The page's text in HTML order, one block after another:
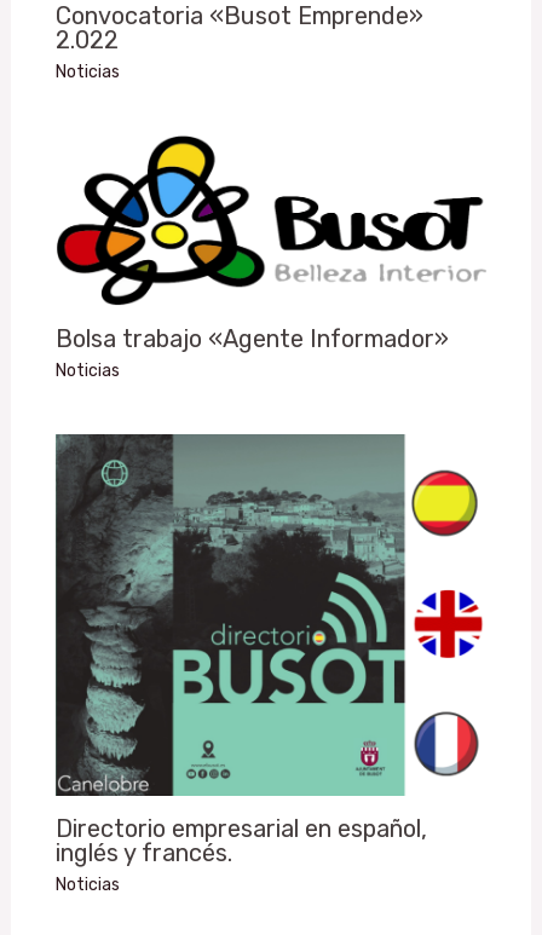
Convocatoria «Busot Emprende»
2.022
Noticias
Bolsa trabajo «Agente Informador»
Noticias
Directorio empresarial en español,
inglés y francés.
Noticias